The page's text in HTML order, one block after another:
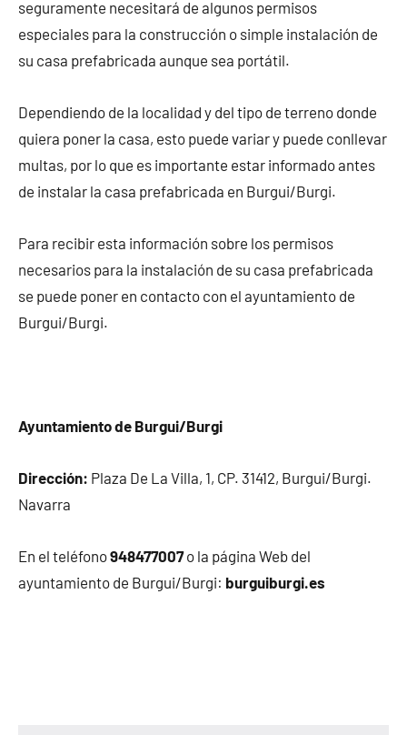
seguramente necesitará de algunos permisos
especiales para la construcción o simple instalación de
su casa prefabricada aunque sea portátil.
Dependiendo de la localidad y del tipo de terreno donde
quiera poner la casa, esto puede variar y puede conllevar
multas, por lo que es importante estar informado antes
de instalar la casa prefabricada en Burgui/Burgi.
Para recibir esta información sobre los permisos
necesarios para la instalación de su casa prefabricada
se puede poner en contacto con el ayuntamiento de
Burgui/Burgi.
Ayuntamiento de Burgui/Burgi
Dirección: Plaza De La Villa, 1, CP. 31412, Burgui/Burgi.
Navarra
En el teléfono948477007o la página Web del
ayuntamiento de Burgui/Burgi: burguiburgi.es